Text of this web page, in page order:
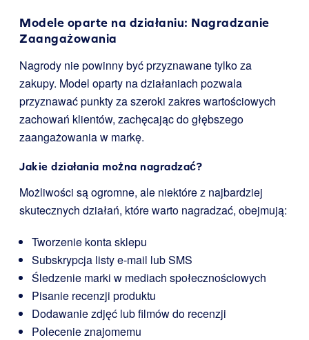
Modele oparte na działaniu: Nagradzanie
Zaangażowania
Nagrody nie powinny być przyznawane tylko za
zakupy. Model oparty na działaniach pozwala
przyznawać punkty za szeroki zakres wartościowych
zachowań klientów, zachęcając do głębszego
zaangażowania w markę.
Jakie działania można nagradzać?
Możliwości są ogromne, ale niektóre z najbardziej
skutecznych działań, które warto nagradzać, obejmują:
Tworzenie konta sklepu
Subskrypcja listy e-mail lub SMS
Śledzenie marki w mediach społecznościowych
Pisanie recenzji produktu
Dodawanie zdjęć lub filmów do recenzji
Polecenie znajomemu